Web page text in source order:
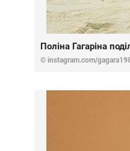
Поліна Гагаріна
© instagram.com/